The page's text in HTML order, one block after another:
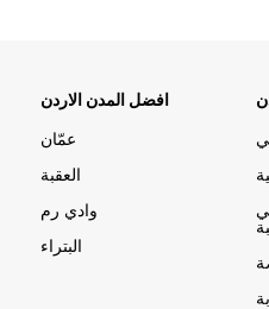
افضل المدن الاردن
عمّان
العقبة
وادي رم
البتراء